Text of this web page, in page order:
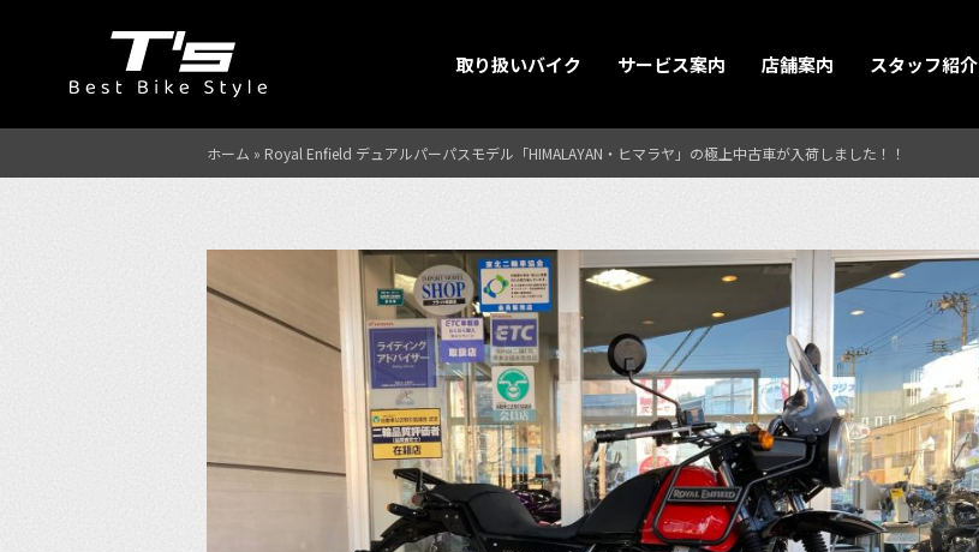
取り扱いバイク サービス案内 店舗案内 スタッフ紹介
ホーム » Royal Enfield デュアルパーパスモデル「HIMALAYAN・ヒマラヤ」の極上中古車が入荷しました！！